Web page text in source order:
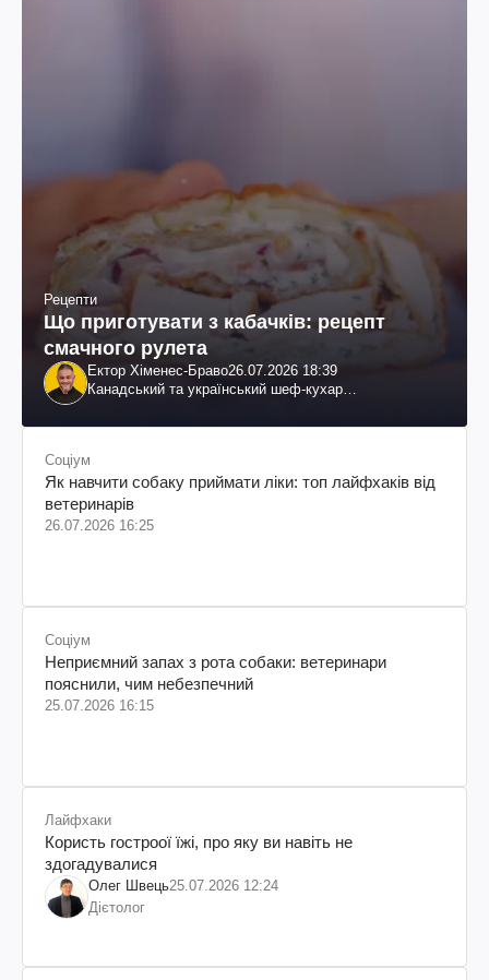
Рецепти
Що приготувати з кабачків: рецепт
смачного рулета
Ектор Хіменес-Браво26.07.2026 18:39
Канадський та український шеф-кухар
Соціум
Як навчити собаку приймати ліки: топ лайфхаків від
ветеринарів
26.07.2026 16:25
Соціум
Неприємний запах з рота собаки: ветеринари
пояснили, чим небезпечний
25.07.2026 16:15
Лайфхаки
Користь гостроої їжі, про яку ви навіть не
здогадувалися
Олег Швець25.07.2026 12:24
Дієтолог